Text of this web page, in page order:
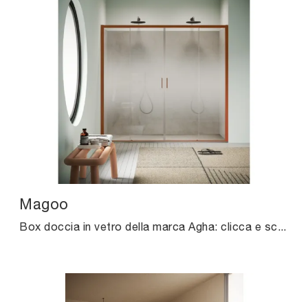
Magoo
Box doccia in vetro della marca Agha: clicca e scopri l'arredo bagno moderno Magoo per il bagno di casa.